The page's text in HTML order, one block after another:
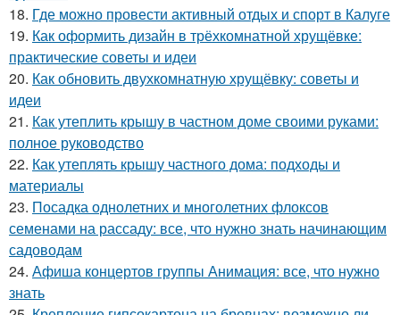
18. Где можно провести активный отдых и спорт в Калуге
19. Как оформить дизайн в трёхкомнатной хрущёвке:
практические советы и идеи
20. Как обновить двухкомнатную хрущёвку: советы и
идеи
21. Как утеплить крышу в частном доме своими руками:
полное руководство
22. Как утеплять крышу частного дома: подходы и
материалы
23. Посадка однолетних и многолетних флоксов
семенами на рассаду: все, что нужно знать начинающим
садоводам
24. Афиша концертов группы Анимация: все, что нужно
знать